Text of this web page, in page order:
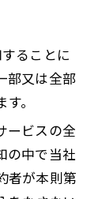
ることに
部又は全部
。
ービスの全
の中で当社
者が本則第